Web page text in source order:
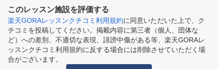
このレッスン施設を評価する
楽天GORAレッスンクチコミ利用規約に同意いただいた上で、ク
チコミを投稿してください。掲載内容に第三者（個人、団体な
ど）への差別、不適切な表現、誹謗中傷がある等、楽天GORAレ
ッスンクチコミ利用規約に反する場合には削除させていただく場
合がございます。